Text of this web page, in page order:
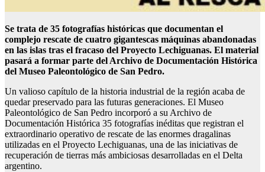
Se trata de 35 fotografías históricas que documentan el
complejo rescate de cuatro gigantescas máquinas abandonadas
en las islas tras el fracaso del Proyecto Lechiguanas. El material
pasará a formar parte del Archivo de Documentación Histórica
del Museo Paleontológico de San Pedro.
Un valioso capítulo de la historia industrial de la región acaba de
quedar preservado para las futuras generaciones. El Museo
Paleontológico de San Pedro incorporó a su Archivo de
Documentación Histórica 35 fotografías inéditas que registran el
extraordinario operativo de rescate de las enormes dragalinas
utilizadas en el Proyecto Lechiguanas, una de las iniciativas de
recuperación de tierras más ambiciosas desarrolladas en el Delta
argentino.